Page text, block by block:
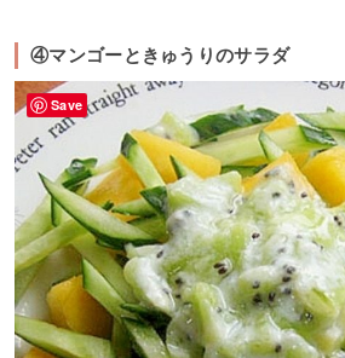
④マンゴーときゅうりのサラダ
Save